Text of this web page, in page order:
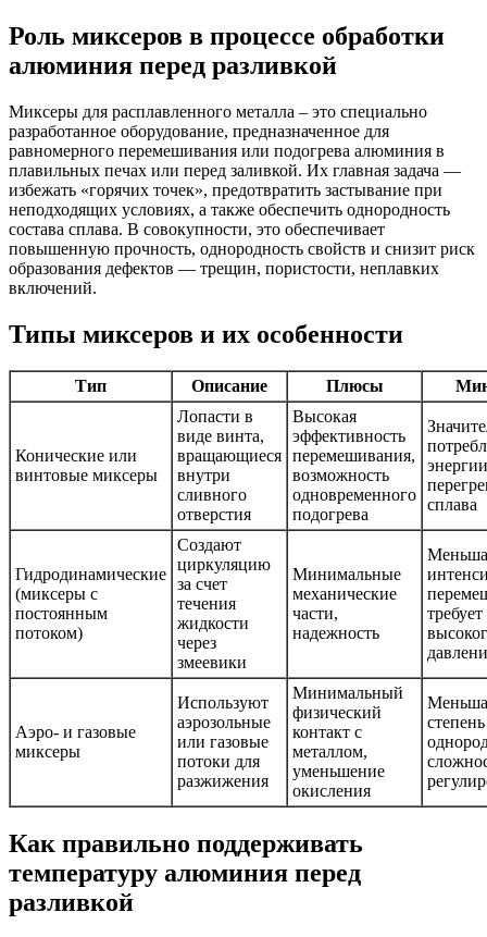
Роль миксеров в процессе обработки
алюминия перед разливкой
Миксеры для расплавленного металла – это специально
разработанное оборудование, предназначенное для
равномерного перемешивания или подогрева алюминия в
плавильных печах или перед заливкой. Их главная задача —
избежать «горячих точек», предотвратить застывание при
неподходящих условиях, а также обеспечить однородность
состава сплава. В совокупности, это обеспечивает
повышенную прочность, однородность свойств и снизит риск
образования дефектов — трещин, пористости, неплавких
включений.
Типы миксеров и их особенности
Тип Описание Плюсы
Конические или
винтовые миксеры
Лопасти в
виде винта,
вращающиеся
внутри
сливного
отверстия
Высокая
эффективность
перемешивания,
возможность
одновременного
подогрева
сплава
Гидродинамические
(миксеры с
постоянным
потоком)
Создают
циркуляцию
за счет
течения
жидкости
через
змеевики
Минимальные
механические
части,
надежность
требует
Аэро- и газовые
миксеры
Используют
аэрозольные
или газовые
потоки для
разжижения
Минимальный
физический
контакт с
металлом,
уменьшение
окисления
степень
Как правильно поддерживать
температуру алюминия перед
разливкой